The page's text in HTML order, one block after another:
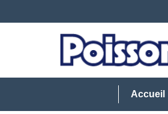
Accueil